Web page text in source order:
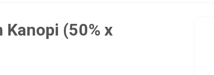
Kanopi (50% x